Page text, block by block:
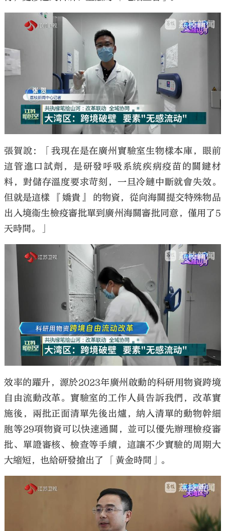
張賀說：「我現在是在廣州實驗室生物樣本庫，眼前
這管進口試劑，是研發呼吸系統疾病疫苗的關鍵材
料，對儲存溫度要求苛刻，一旦冷鏈中斷就會失效。
但就是這樣 『嬌貴』 的物資，從向海關提交特殊物品
出入境衞生檢疫審批單到廣州海關審批同意，僅用了5
天時間。」
效率的躍升，源於2023年廣州啟動的科研用物資跨境
自由流動改革。實驗室的工作人員告訴我們，改革實
施後，兩批正面清單先後出爐，納入清單的動物幹細
胞等29項物資可以快速通關，並可以優先辦理檢疫審
批、單證審核、檢查等手續，這讓不少實驗的周期大
大縮短，也給研發搶出了 「黃金時間」。